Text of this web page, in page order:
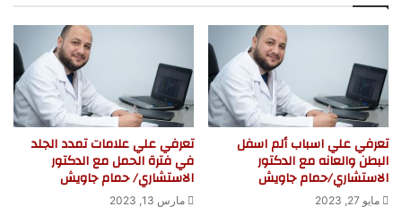
تعرفي علي اسباب ألم اسفل
البطن والعانه مع الدكتور
الاستشاري/حمام جاويش
مايو 27, 2023
تعرفي علي علامات تمدد الجلد
في فترة الحمل مع الدكتور
الاستشاري/ حمام جاويش
مارس 13, 2023